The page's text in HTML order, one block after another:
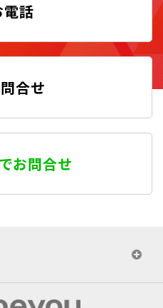
電話
合せ
お問合せ